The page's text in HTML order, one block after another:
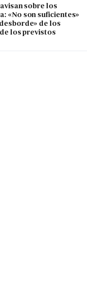
sobre los
«No son suficientes»
de los
los previstos